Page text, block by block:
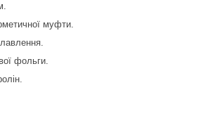
муфти.
фольги.